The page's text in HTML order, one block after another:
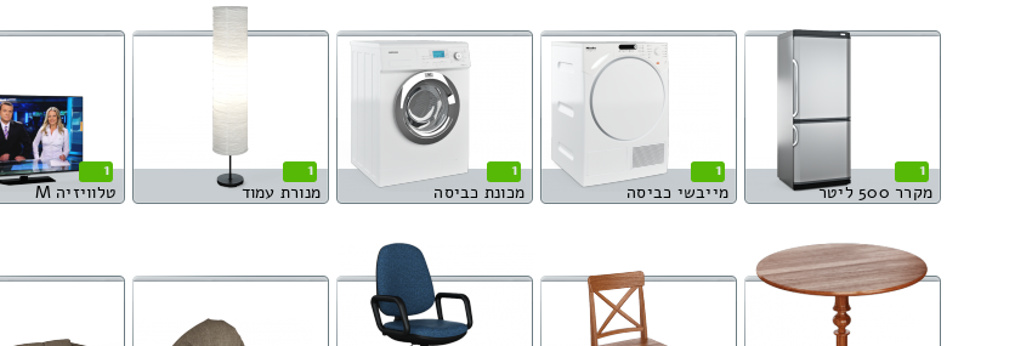
1
מקרר 500 ליטר
1
מייבשי כביסה
1
מכונת כביסה
1
מנורת עמוד
1
טלוויזיה M